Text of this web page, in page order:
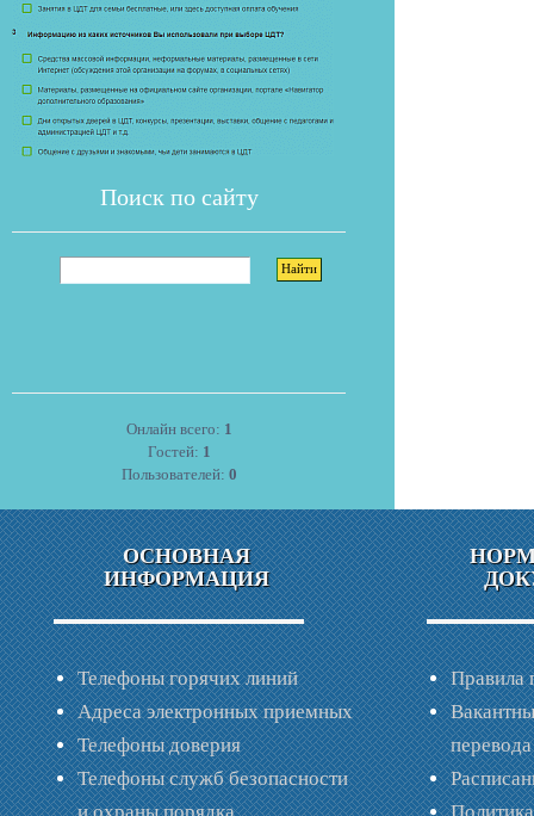
Поиск по сайту
Онлайн всего: 1
Гостей: 1
Пользователей: 0
ОСНОВНАЯ
ИНФОРМАЦИЯ
Телефоны горячих линий
Адреса электронных приемных
Телефоны доверия
Телефоны служб безопасности
Правила
перевода